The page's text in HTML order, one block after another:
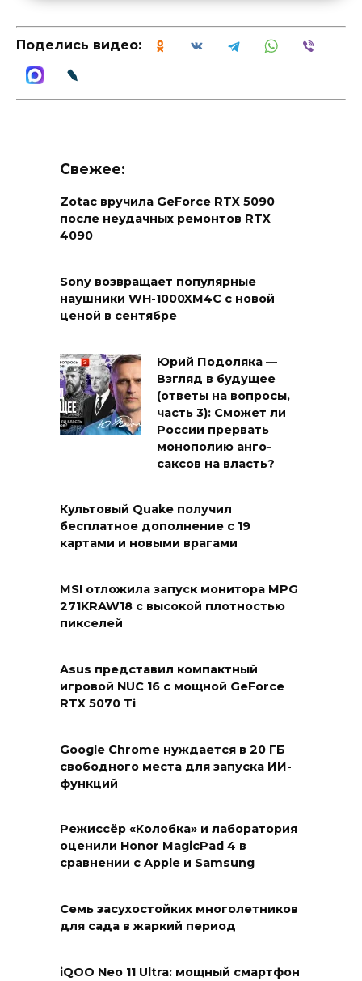
Поделись видео:
Свежее:
Zotac вручила GeForce RTX 5090
после неудачных ремонтов RTX
4090
Sony возвращает популярные
наушники WH-1000XM4C с новой
ценой в сентябре
Юрий Подоляка —
Взгляд в будущее
(ответы на вопросы,
часть 3): Сможет ли
России прервать
монополию анго-
саксов на власть?
Культовый Quake получил
бесплатное дополнение с 19
картами и новыми врагами
MSI отложила запуск монитора MPG
271KRAW18 с высокой плотностью
пикселей
Asus представил компактный
игровой NUC 16 с мощной GeForce
RTX 5070 Ti
Google Chrome нуждается в 20 ГБ
свободного места для запуска ИИ-
функций
Режиссёр «Колобка» и лаборатория
оценили Honor MagicPad 4 в
сравнении с Apple и Samsung
Семь засухостойких многолетников
для сада в жаркий период
iQOO Neo 11 Ultra: мощный смартфон